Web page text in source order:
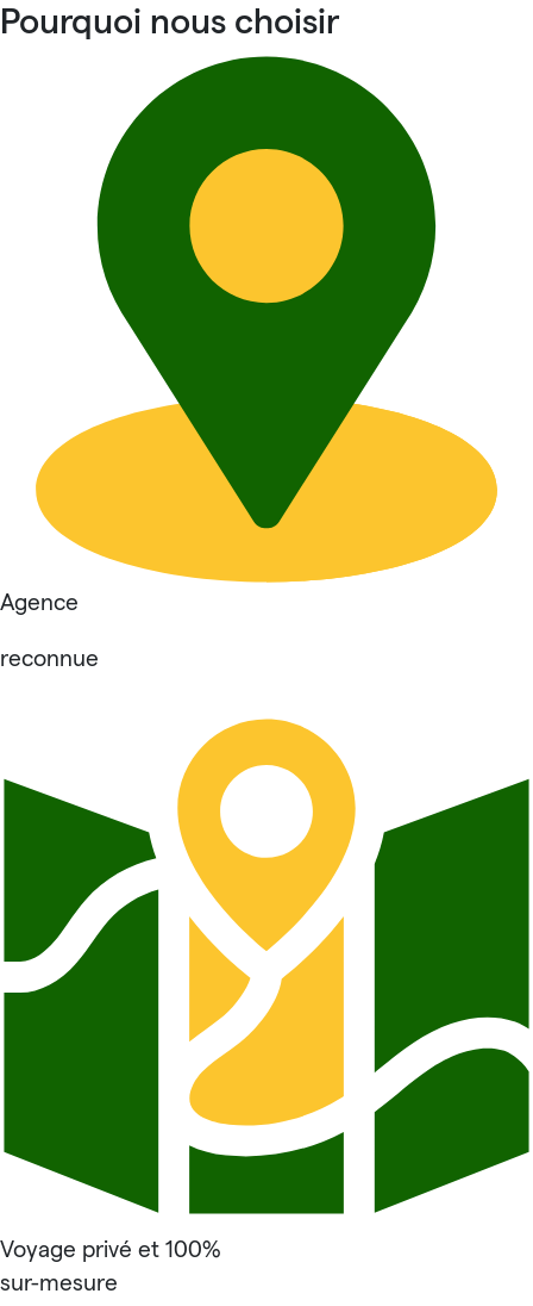
Pourquoi nous choisir
Agence
reconnue
Voyage privé et 100%
sur-mesure